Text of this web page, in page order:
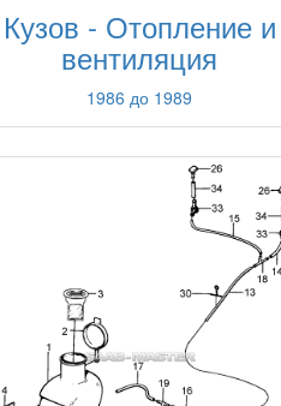
Кузов - Отопление и
вентиляция
1986 до 1989